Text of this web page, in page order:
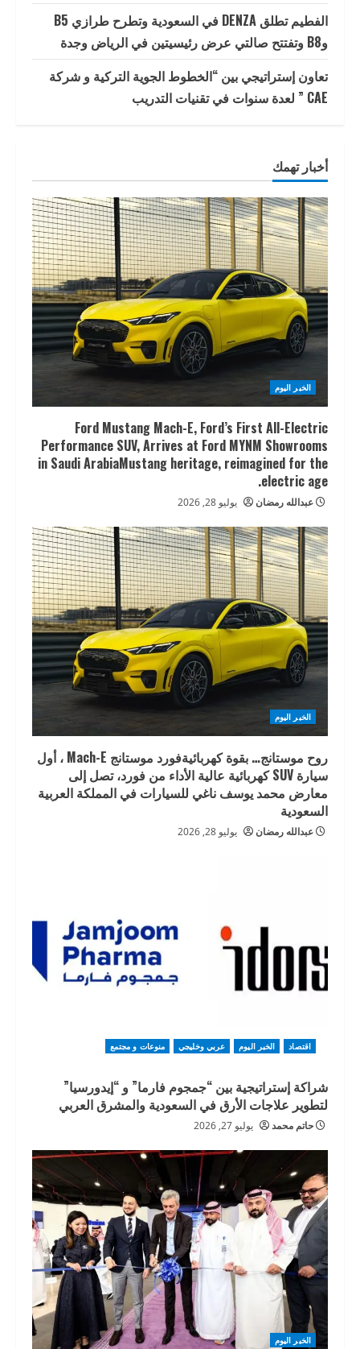
الفطيم تطلق DENZA في السعودية وتطرح طرازي B5
وB8 وتفتتح صالتي عرض رئيسيتين في الرياض وجدة
تعاون إستراتيجي بين “الخطوط الجوية التركية و شركة
CAE ” لعدة سنوات في تقنيات التدريب
أخبار تهمك
الخبر اليوم
Ford Mustang Mach-E, Ford’s First All-Electric
Performance SUV, Arrives at Ford MYNM Showrooms
in Saudi ArabiaMustang heritage, reimagined for the
electric age.
عبدالله رمضان يوليو 28, 2026
الخبر اليوم
روح موستانج… بقوة كهربائيةفورد موستانج Mach-E ، أول
سيارة SUV كهربائية عالية الأداء من فورد، تصل إلى
معارض محمد يوسف ناغي للسيارات في المملكة العربية
السعودية
عبدالله رمضان يوليو 28, 2026
اقتصاد الخبر اليوم عربي وخليجي منوعات و مجتمع
شراكة إستراتيجية بين “جمجوم فارما” و “إيدورسيا”
لتطوير علاجات الأرق في السعودية والمشرق العربي
حاتم محمد يوليو 27, 2026
الخبر اليوم